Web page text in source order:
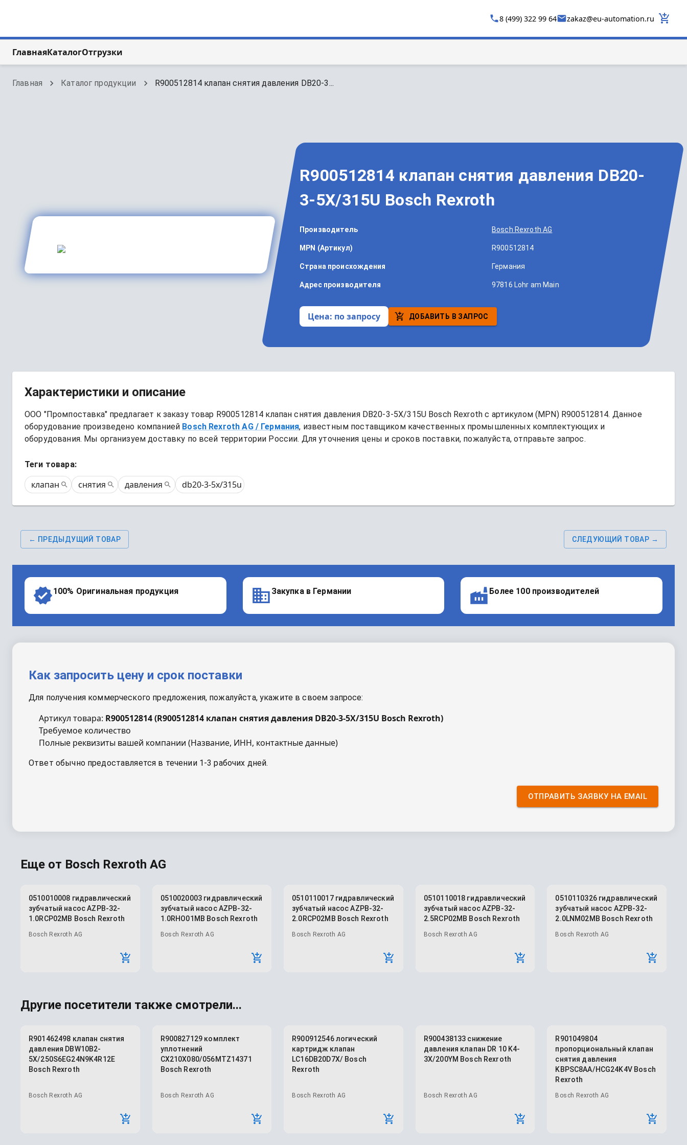
8 (499) 322 99 64 zakaz@eu-automation.ru
ГлавнаяКаталогОтгрузки
Главная Каталог продукции R900512814 клапан снятия давления DB20-3...
R900512814 клапан снятия давления DB20-
3-5X/315U Bosch Rexroth
Производитель Bosch Rexroth AG
MPN (Артикул) R900512814
Страна происхождения Германия
Адрес производителя 97816 Lohr am Main
Цена: по запросу ДОБАВИТЬ В ЗАПРОС
Характеристики и описание
ООО "Промпоставка" предлагает к заказу товар R900512814 клапан снятия давления DB20-3-5X/315U Bosch Rexroth с артикулом (MPN) R900512814. Данное
оборудование произведено компанией Bosch Rexroth AG / Германия, известным поставщиком качественных промышленных комплектующих и
оборудования. Мы организуем доставку по всей территории России. Для уточнения цены и сроков поставки, пожалуйста, отправьте запрос.
Теги товара:
клапан снятия давления db20-3-5x/315u
← ПРЕДЫДУЩИЙ ТОВАР СЛЕДУЮЩИЙ ТОВАР →
100% Оригинальная продукция Закупка в Германии Более 100 производителей
Как запросить цену и срок поставки
Для получения коммерческого предложения, пожалуйста, укажите в своем запросе:
Артикул товара: R900512814(R900512814 клапан снятия давления DB20-3-5X/315U Bosch Rexroth)
Требуемое количество
Полные реквизиты вашей компании (Название, ИНН, контактные данные)
Ответ обычно предоставляется в течении 1-3 рабочих дней.
ОТПРАВИТЬ ЗАЯВКУ НА EMAIL
Еще от Bosch Rexroth AG
0510010008 гидравлический
зубчатый насос AZPB-32-
1.0RCP02MB Bosch Rexroth
Bosch Rexroth AG
0510020003 гидравлический
зубчатый насос AZPB-32-
1.0RHO01MB Bosch Rexroth
Bosch Rexroth AG
0510110017 гидравлический
зубчатый насос AZPB-32-
2.0RCP02MB Bosch Rexroth
Bosch Rexroth AG
0510110018 гидравлический
зубчатый насос AZPB-32-
2.5RCP02MB Bosch Rexroth
Bosch Rexroth AG
0510110326 гидравлический
зубчатый насос AZPB-32-
2.0LNM02MB Bosch Rexroth
Bosch Rexroth AG
Другие посетители также смотрели...
R901462498 клапан снятия
давления DBW10B2-
5X/250S6EG24N9K4R12E
Bosch Rexroth
Bosch Rexroth AG
R900827129 комплект
уплотнений
CX210X080/056MTZ14371
Bosch Rexroth
Bosch Rexroth AG
R900912546 логический
картридж клапан
LC16DB20D7X/ Bosch
Rexroth
Bosch Rexroth AG
R900438133 снижение
давления клапан DR 10 K4-
3X/200YM Bosch Rexroth
Bosch Rexroth AG
R901049804
пропорциональный клапан
снятия давления
KBPSC8AA/HCG24K4V Bosch
Rexroth
Bosch Rexroth AG